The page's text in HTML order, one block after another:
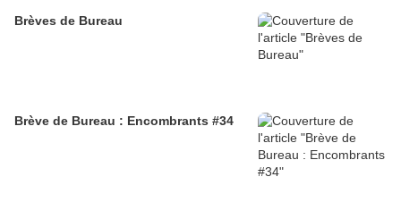
Brèves de Bureau
Brève de Bureau : Encombrants #34